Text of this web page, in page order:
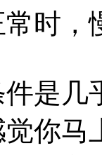
，
几
你